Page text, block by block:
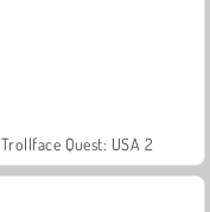
Trollface Quest: USA 2